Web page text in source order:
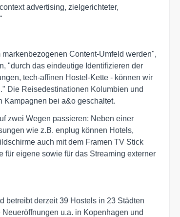
advertising, zielgerichteter,
Content-Umfeld werden",
"durch das eindeutige Identifizieren der
tech-affinen Hostel-Kette - können wir
Die Reisedestinationen Kolumbien und
Kampagnen bei a&o geschaltet.
zwei Wegen passieren: Neben einer
wie z.B. enplug können Hotels,
auch mit dem Framen TV Stick
eigene sowie für das Streaming externer
betreibt derzeit 39 Hostels in 23 Städten
u.a. in Kopenhagen und